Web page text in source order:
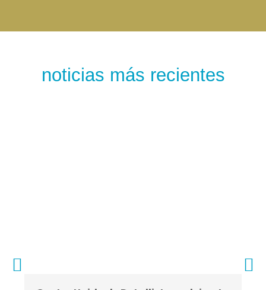
noticias más recientes